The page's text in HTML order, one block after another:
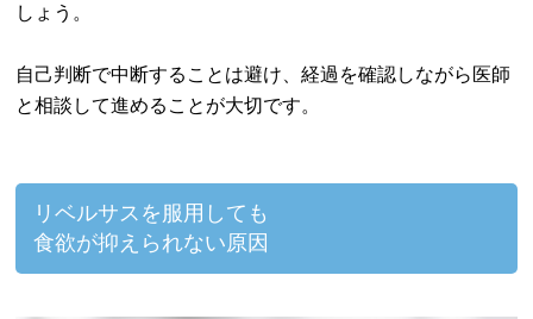
しょう。
自己判断で中断することは避け、経過を確認しながら医師
と相談して進めることが大切です。
リベルサスを服用しても
食欲が抑えられない原因